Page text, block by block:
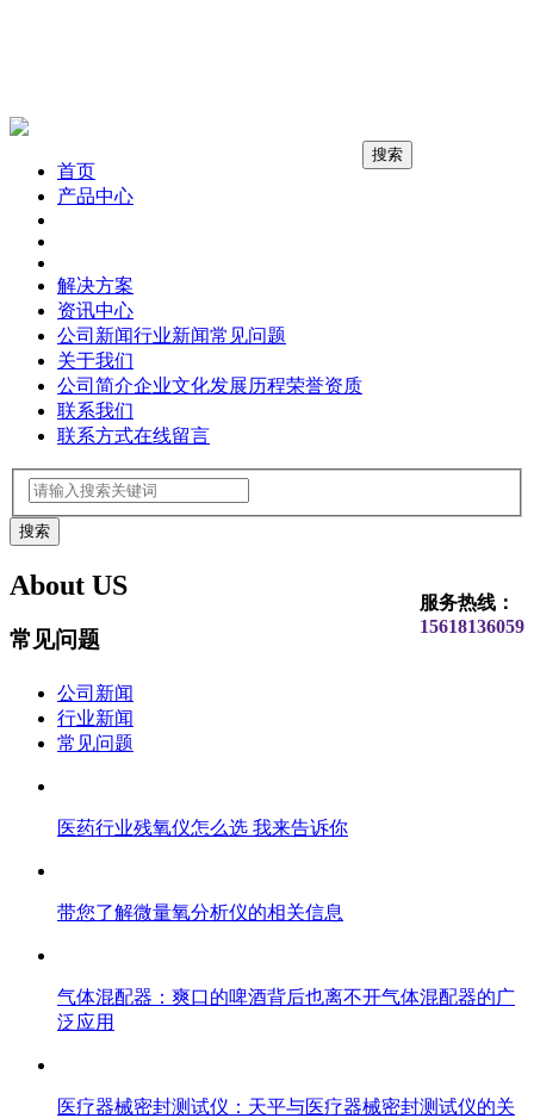
首页
产品中心
解决方案
资讯中心
公司新闻行业新闻常见问题
关于我们
公司简介企业文化发展历程荣誉资质
联系我们
联系方式在线留言
搜索
服务热线：
15618136059
About US
常见问题
公司新闻
行业新闻
常见问题
医药行业残氧仪怎么选 我来告诉你
带您了解微量氧分析仪的相关信息
气体混配器：爽口的啤酒背后也离不开气体混配器的广
泛应用
医疗器械密封测试仪：天平与医疗器械密封测试仪的关